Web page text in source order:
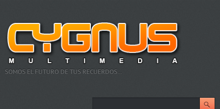
SOMOS EL FUTURO DE TUS RECUERDOS…